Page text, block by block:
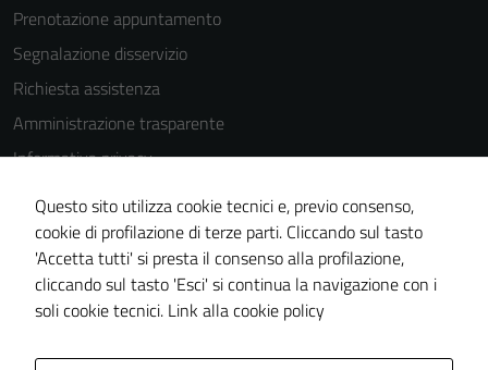
Prenotazione appuntamento
Segnalazione disservizio
Richiesta assistenza
Amministrazione trasparente
Informativa privacy
Note legali
Dichiarazione di accessibilità
Piano di miglioramento del sito
Questo sito utilizza cookie tecnici e, previo consenso,
cookie di profilazione di terze parti. Cliccando sul tasto
'Accetta tutti' si presta il consenso alla profilazione,
cliccando sul tasto 'Esci' si continua la navigazione con i
soli cookie tecnici. Link alla cookie policy